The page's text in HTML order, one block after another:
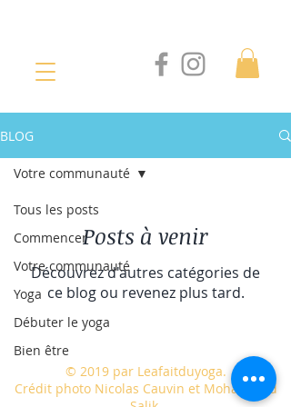
BLOG
Tous les posts
Commencer
Votre communauté
Yoga
Débuter le yoga
Bien être
Votre communauté
Posts à venir
Découvrez d'autres catégories de
ce blog ou revenez plus tard.
© 2019 par Leafaitduyoga.
Crédit photo Nicolas Cauvin et Mohammed